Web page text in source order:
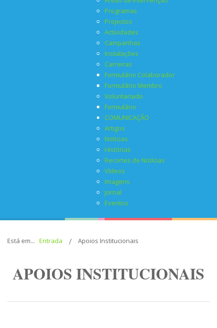
Programas
Projectos
Actividades
Campanhas
Instalações
Carreiras
Formulário Colaborador
Formulário Membro
Voluntariado
Formulário
COMUNICAÇÃO
Artigos
Notícias
Histórias
Recortes de Notícias
Vídeos
Imagens
Jornal
Eventos
Está em... Entrada Apoios Institucionais
APOIOS INSTITUCIONAIS